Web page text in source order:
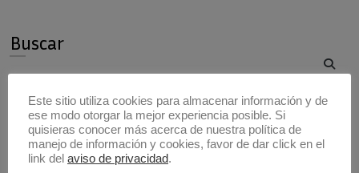
Buscar
Artistas
Este sitio utiliza cookies para almacenar información y de
ese modo otorgar la mejor experiencia posible. Si
quisieras conocer más acerca de nuestra política de
manejo de información y cookies, favor de dar click en el
link del aviso de privacidad.